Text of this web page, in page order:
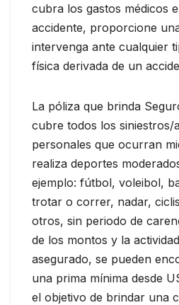
cubra los gastos médicos
accidente, proporcione
intervenga ante cualquier
física derivada de un
La póliza que brinda
cubre todos los siniestros/
personales que ocurran
realiza deportes
ejemplo: fútbol, voleibol,
trotar o correr, nadar,
otros, sin periodo de
de los montos y la
asegurado, se pueden
una prima mínima desde
el objetivo de brindar una